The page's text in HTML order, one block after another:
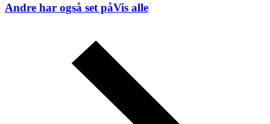
Andre har også set påVis alle